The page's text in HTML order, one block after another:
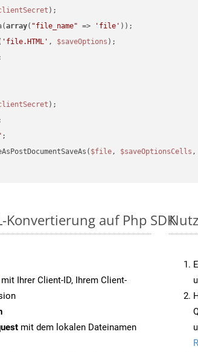
array( "file_name" => 'file'
'file.HTML' , $saveOptions
$file, $saveOptionsCells ,
Konvertierung auf Php SDK
mit Ihrer Client-ID, Ihrem Client-
mit dem lokalen Dateinamen